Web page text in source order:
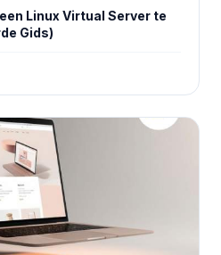
Linux Virtual Server te
Gids)